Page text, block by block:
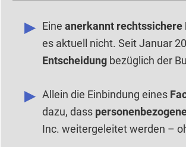
Eine anerkannt rechtssichere
es aktuell nicht. Seit Januar
Entscheidung bezüglich der
Allein die Einbindung eines
dazu, dass
Inc. weitergeleitet werden –